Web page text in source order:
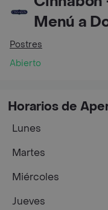
Menú a
Postres
Abierto
Horarios de
Lunes
Martes
Miércoles
Jueves